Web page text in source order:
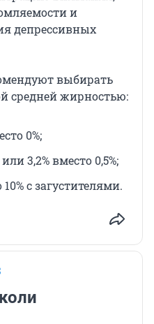
и
депрессивных
выбирать
средней жирностью:
0%;
3,2% вместо 0,5%;
с загустителями.